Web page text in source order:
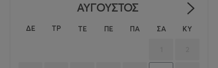
ΑΥΓΟΥΣΤΟΣ
ΔΕ ΤΡ ΤΕ ΠΕ ΠΑ ΣΑ ΚΥ